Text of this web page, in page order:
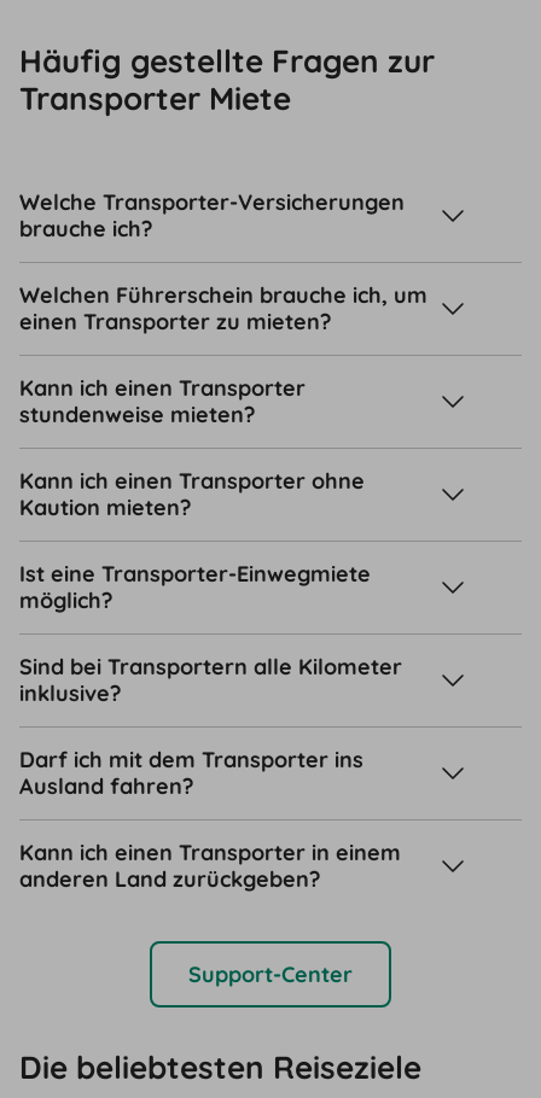
Häufig gestellte Fragen zur
Transporter Miete
Welche Transporter-Versicherungen
brauche ich?
Welchen Führerschein brauche ich, um
einen Transporter zu mieten?
Kann ich einen Transporter
stundenweise mieten?
Kann ich einen Transporter ohne
Kaution mieten?
Ist eine Transporter-Einwegmiete
möglich?
Sind bei Transportern alle Kilometer
inklusive?
Darf ich mit dem Transporter ins
Ausland fahren?
Kann ich einen Transporter in einem
anderen Land zurückgeben?
Support-Center
Die beliebtesten Reiseziele